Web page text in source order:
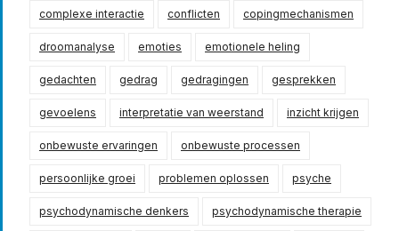
complexe interactie conflicten copingmechanismen
droomanalyse emoties emotionele heling
gedachten gedrag gedragingen gesprekken
gevoelens interpretatie van weerstand inzicht krijgen
onbewuste ervaringen onbewuste processen
persoonlijke groei problemen oplossen psyche
psychodynamische denkers psychodynamische therapie